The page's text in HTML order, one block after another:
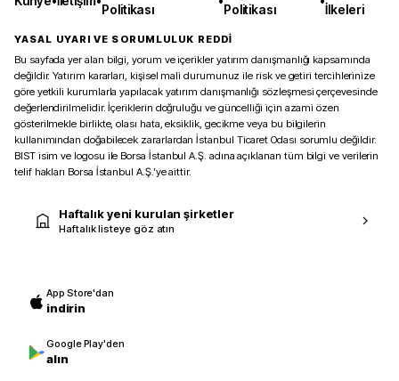
Politikası
Politikası
İlkeleri
YASAL UYARI VE SORUMLULUK REDDİ
Bu sayfada yer alan bilgi, yorum ve içerikler yatırım danışmanlığı kapsamında
değildir. Yatırım kararları, kişisel mali durumunuz ile risk ve getiri tercihlerinize
göre yetkili kurumlarla yapılacak yatırım danışmanlığı sözleşmesi çerçevesinde
değerlendirilmelidir. İçeriklerin doğruluğu ve güncelliği için azami özen
gösterilmekle birlikte, olası hata, eksiklik, gecikme veya bu bilgilerin
kullanımından doğabilecek zararlardan İstanbul Ticaret Odası sorumlu değildir.
BIST isim ve logosu ile Borsa İstanbul A.Ş. adına açıklanan tüm bilgi ve verilerin
telif hakları Borsa İstanbul A.Ş.’ye aittir.
Haftalık yeni kurulan şirketler
Haftalık listeye göz atın
App Store'dan
indirin
Google Play'den
alın